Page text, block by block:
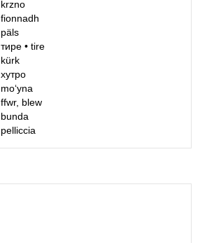
krzno
fionnadh
päls
тире• tire
kürk
хутро
mo‘yna
ffwr, blew
bunda
pelliccia